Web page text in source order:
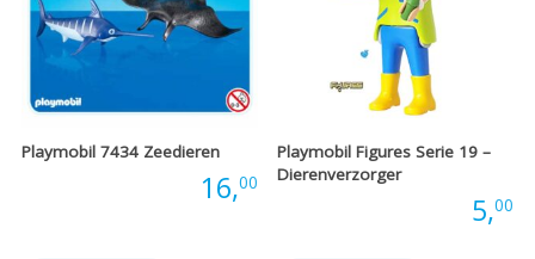
Playmobil 7434 Zeedieren
16,00
Playmobil Figures Serie 19 –
Dierenverzorger
5,00